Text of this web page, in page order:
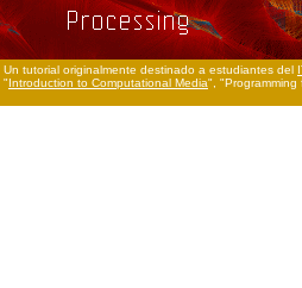
Un tutorial originalmente destinado a estudiantes del
"Introduction to Computational Media", "Programming